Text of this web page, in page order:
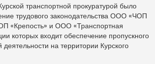
транспортной прокуратурой было
трудового законодательства ООО «ЧОП
«Крепость» и ООО «Транспортная
которых входит обеспечение пропускного
на территории Курского